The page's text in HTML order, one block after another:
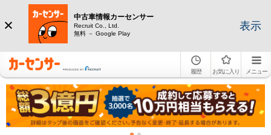
中古車情報カーセンサー
Recruit Co., Ltd.
無料 － Google Play
表示
履歴 お気に入り メニュー